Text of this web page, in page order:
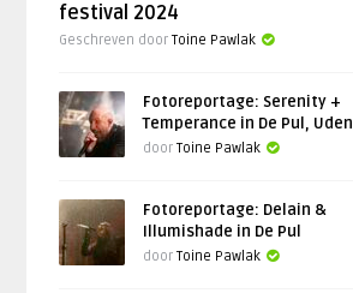
festival 2024
Geschreven doorToine Pawlak
Fotoreportage: Serenity +
Temperance in De Pul, Uden
doorToine Pawlak
Fotoreportage: Delain &
Illumishade in De Pul
doorToine Pawlak